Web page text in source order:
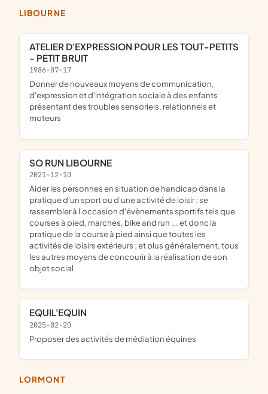
LIBOURNE
ATELIER D'EXPRESSION POUR LES TOUT-PETITS
- PETIT BRUIT
1986-07-17
Donner de nouveaux moyens de communication,
d'expression et d'intégration sociale à des enfants
présentant des troubles sensoriels, relationnels et
moteurs
SO RUN LIBOURNE
2021-12-10
aider les personnes en situation de handicap dans la
pratique d'un sport ou d'une activité de loisir ; se
rassembler à l'occasion d'évènements sportifs tels que
courses à pied, marches, bike and run ... et donc la
pratique de la course à pied ainsi que toutes les
activités de loisirs extérieurs ; et plus généralement, tous
les autres moyens de concourir à la réalisation de son
objet social
EQUIL'EQUIN
2025-02-20
proposer des activités de médiation équines
LORMONT